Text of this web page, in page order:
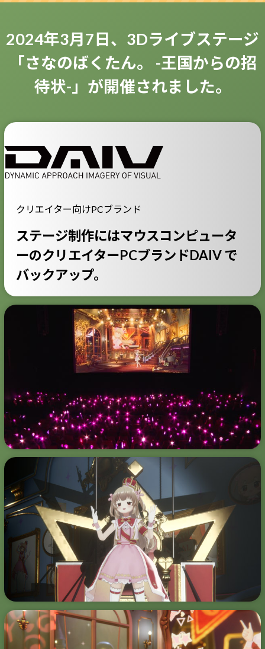
2024年3月7日、3Dライブステージ
「さなのばくたん。 -王国からの招
待状-」が開催されました。
クリエイター向けPCブランド
ステージ制作にはマウスコンピュータ
ーのクリエイターPCブランドDAIV で
バックアップ。